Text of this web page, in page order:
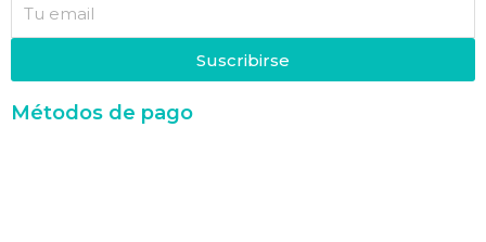
Suscribirse
Métodos de pago